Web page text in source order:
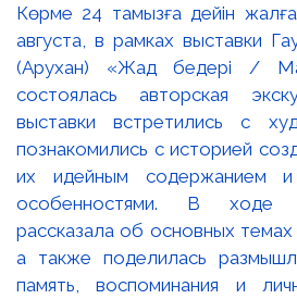
Көрме 24 тамызға дейін
августа, в рамках выставки
(Арухан) «Жад бедері /
состоялась авторская
выставки встретились с
познакомились с историей
их идейным содержанием и
особенностями. В ходе
рассказала об основных темах
а также поделилась
память, воспоминания и